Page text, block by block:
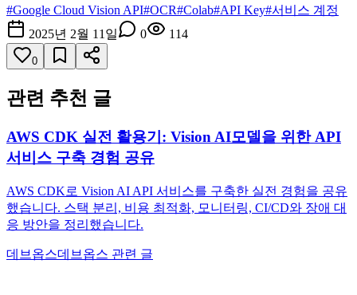
#Google Cloud Vision API#OCR#Colab#API Key#서비스 계정
2025년 2월 11일
0 114
0
관련 추천 글
AWS CDK 실전 활용기: Vision AI모델을 위한 API
서비스 구축 경험 공유
AWS CDK로 Vision AI API 서비스를 구축한 실전 경험을 공유
했습니다. 스택 분리, 비용 최적화, 모니터링, CI/CD와 장애 대
응 방안을 정리했습니다.
데브옵스데브옵스 관련 글